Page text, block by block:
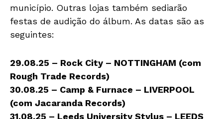
município. Outras lojas também sediarão
festas de audição do álbum. As datas são as
seguintes:
29.08.25 – Rock City – NOTTINGHAM (com
Rough Trade Records)
30.08.25 – Camp & Furnace – LIVERPOOL
(com Jacaranda Records)
31.08.25 – Leeds University Stylus – LEEDS